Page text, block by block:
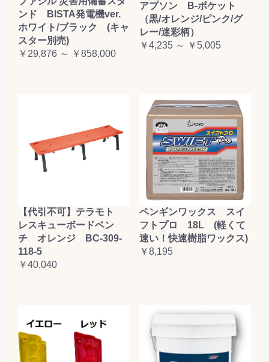
ンド BISTA発電機ver.
ホワイト/ブラック (キャ
スター別売)
￥29,876 ～ ￥858,000
アプソン B-ポケット
（黒/オレンジ/ピンク/グ
レー/迷彩柄）
￥4,235 ～ ￥5,005
【代引不可】テラモト
レスキューボードベン
チ オレンジ BC-309-
118-5
￥40,040
ペンギンワックス スイ
フトプロ 18L (軽くて
速い！快速樹脂ワックス)
￥8,195